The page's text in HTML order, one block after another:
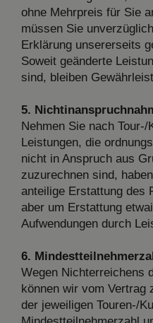
ohne Mehrpreis für Sie
müssen Sie
Erklärung unsererseits
Soweit geänderte
sind, bleiben
5.
Nehmen Sie nach
Leistungen, die
nicht in Anspruch aus
zuzurechnen sind,
anteilige Erstattung des
aber um Erstattung
Aufwendungen durch
6.
Wegen Nichterreichens
können wir vom Vertrag
der jeweiligen Touren-/